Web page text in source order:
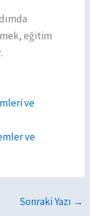
eğitim
ve
ve
Sonraki Yazı →